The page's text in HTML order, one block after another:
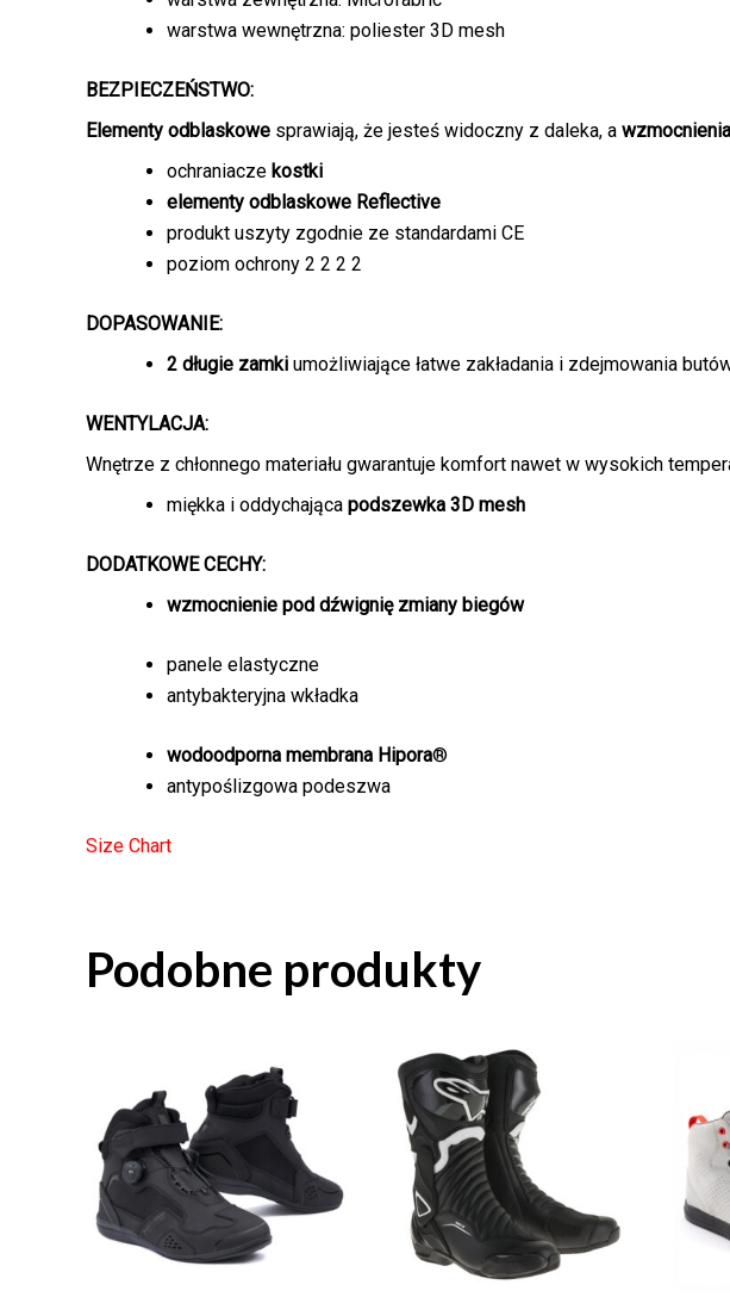
warstwa wewnętrzna: poliester 3D mesh
BEZPIECZEŃSTWO:
Elementy odblaskowe sprawiają, że jesteś widoczny z daleka, a wzmocnienia
ochraniacze kostki
elementy odblaskowe Reflective
produkt uszyty zgodnie ze standardami CE
poziom ochrony 2 2 2 2
DOPASOWANIE:
2 długie zamki umożliwiające łatwe zakładania i zdejmowania
WENTYLACJA:
Wnętrze z chłonnego materiału gwarantuje komfort nawet w wysokich
miękka i oddychająca podszewka 3D mesh
DODATKOWE CECHY:
wzmocnienie pod dźwignię zmiany biegów
panele elastyczne
antybakteryjna wkładka
wodoodporna membrana Hipora®
antypoślizgowa podeszwa
Size Chart
Podobne produkty